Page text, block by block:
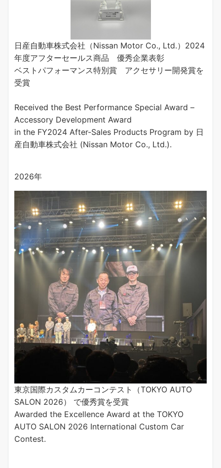
日産自動車株式会社（Nissan Motor Co., Ltd.）2024
年度アフターセールス商品 優秀企業表彰
ベストパフォーマンス特別賞 アクセサリー開発賞を
受賞
Received the Best Performance Special Award –
Accessory Development Award
in the FY2024 After-Sales Products Program by 日
産自動車株式会社 (Nissan Motor Co., Ltd.).
2026年
東京国際カスタムカーコンテスト（TOKYO AUTO
SALON 2026） で優秀賞を受賞
Awarded the Excellence Award at the TOKYO
AUTO SALON 2026 International Custom Car
Contest.